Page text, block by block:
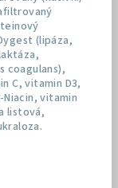
(lipáza,
coagulans),
C, vitamin D3,
vitamin
listová,